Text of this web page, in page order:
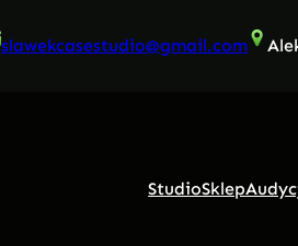
slawekcasestudio@gmail.com
StudioSklep